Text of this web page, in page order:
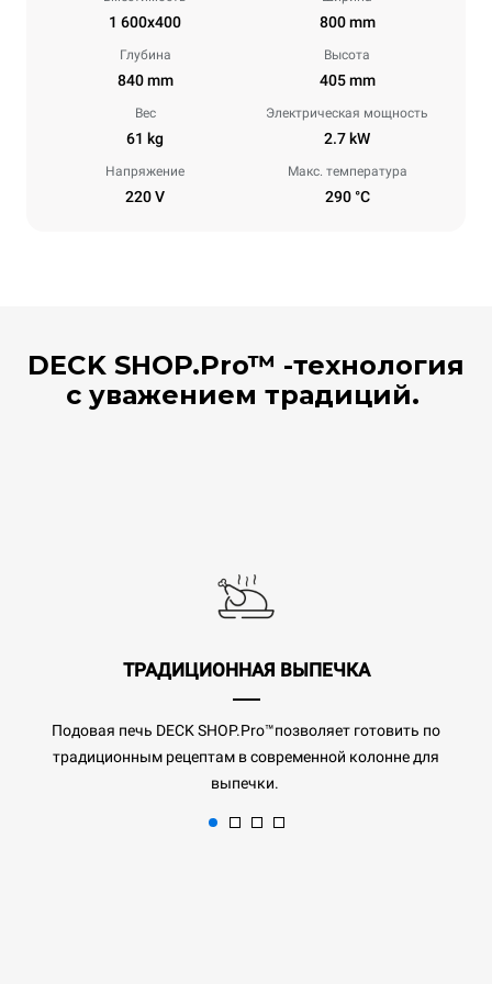
1 600x400 800 mm
Глубина
840 mm
Высота
405 mm
Вес
61 kg
Электрическая мощность
2.7 kW
Напряжение
220 V
Макс. температура
290 °C
DECK SHOP.Pro™ -технология
c уважением традиций.
ТРАДИЦИОННАЯ ВЫПЕЧКА
Подовая печь DECK SHOP.Pro™позволяет готовить по
традиционным рецептам в современной колонне для
выпечки.